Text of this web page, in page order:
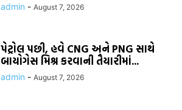
admin - August 7, 2026
પેટ્રોલ પછી, હવે CNG અને PNG સાથે
બાયોગેસ મિશ્ર કરવાની તૈયારીમાં...
admin - August 7, 2026